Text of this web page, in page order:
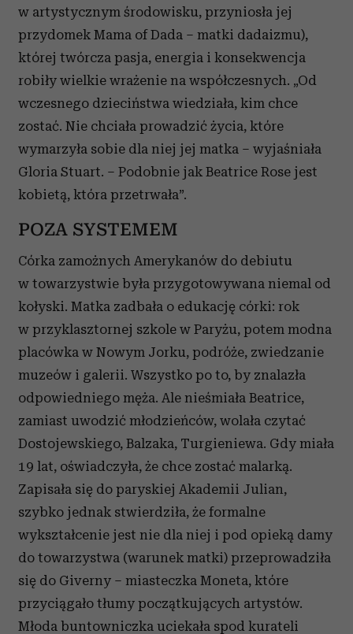
w artystycznym środowisku, przyniosła jej
przydomek Mama of Dada – matki dadaizmu),
której twórcza pasja, energia i konsekwencja
robiły wielkie wrażenie na współczesnych. „Od
wczesnego dzieciństwa wiedziała, kim chce
zostać. Nie chciała prowadzić życia, które
wymarzyła sobie dla niej jej matka – wyjaśniała
Gloria Stuart. – Podobnie jak Beatrice Rose jest
kobietą, która przetrwała”.
POZA SYSTEMEM
Córka zamożnych Amerykanów do debiutu
w towarzystwie była przygotowywana niemal od
kołyski. Matka zadbała o edukację córki: rok
w przyklasztornej szkole w Paryżu, potem modna
placówka w Nowym Jorku, podróże, zwiedzanie
muzeów i galerii. Wszystko po to, by znalazła
odpowiedniego męża. Ale nieśmiała Beatrice,
zamiast uwodzić młodzieńców, wolała czytać
Dostojewskiego, Balzaka, Turgieniewa. Gdy miała
19 lat, oświadczyła, że chce zostać malarką.
Zapisała się do paryskiej Akademii Julian,
szybko jednak stwierdziła, że formalne
wykształcenie jest nie dla niej i pod opieką damy
do towarzystwa (warunek matki) przeprowadziła
się do Giverny – miasteczka Moneta, które
przyciągało tłumy początkujących artystów.
Młoda buntowniczka uciekała spod kurateli